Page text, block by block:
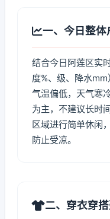
一、今日整体
结合今日阿莲区实
度%、级、降水mm
气温偏低，天气寒
为主，不建议长时
区域进行简单休闲
防止受凉。
二、穿衣穿